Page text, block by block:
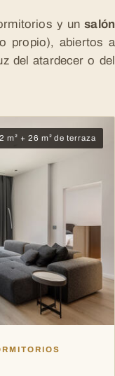
y unsalón
propio), abiertos a
del atardecer o del
m² + 26 m² de terraza